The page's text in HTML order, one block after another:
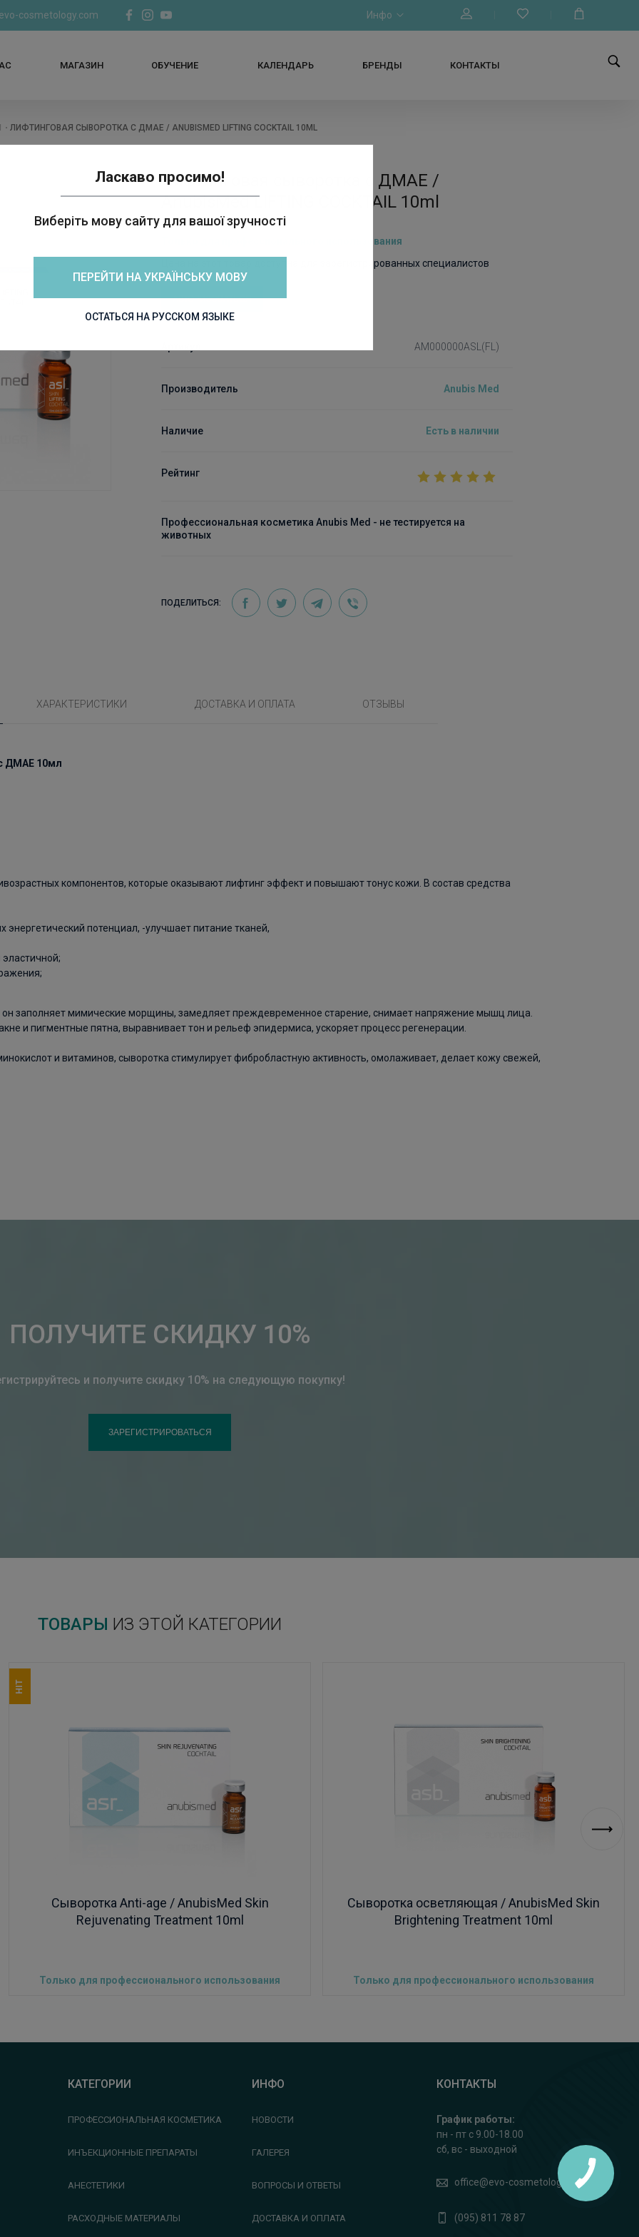
cosmetology.com Инфо
МАГАЗИН ОБУЧЕНИЕ КАЛЕНДАРЬ БРЕНДЫ КОНТАКТЫ
ЛИФТИНГОВАЯ СЫВОРОТКА С ДМАЕ / ANUBISMED LIFTING COCKTAIL 10ML
Лифтинговая сыворотка с ДМАЕ /
AnubisMed LIFTING COCKTAIL 10ml
Только для профессионального использования
Цена на этот товар доступна для зарегистрированных специалистов
АВТОРИЗОВАТЬСЯ
AM000000ASL(FL)
Производитель Anubis Med
Наличие Есть в наличии
Рейтинг
Профессиональная косметика Anubis Med - не тестируется на
животных
ПОДЕЛИТЬСЯ:
ХАРАКТЕРИСТИКИ ДОСТАВКА И ОПЛАТА ОТЗЫВЫ
ДМАЕ 10мл
компонентов, которые оказывают лифтинг эффект и повышают тонус кожи. В состав средства
энергетический потенциал, -улучшает питание тканей,
он заполняет мимические морщины, замедляет преждевременное старение, снимает напряжение мышц лица.
и пигментные пятна, выравнивает тон и рельеф эпидермиса, ускоряет процесс регенерации.
и витаминов, сыворотка стимулирует фибробластную активность, омолаживает, делает кожу свежей,
ПОЛУЧИТЕ СКИДКУ 10%
и получите скидку 10% на следующую покупку!
ЗАРЕГИСТРИРОВАТЬСЯ
ТОВАРЫ ИЗ ЭТОЙ КАТЕГОРИИ
HIT
Сыворотка Anti-age / AnubisMed Skin
Rejuvenating Treatment 10ml
Только для профессионального использования
Сыворотка осветляющая / AnubisMed Skin
Brightening Treatment 10ml
Только для профессионального использования
КАТЕГОРИИ
ПРОФЕССИОНАЛЬНАЯ КОСМЕТИКА
ИНЪЕКЦИОННЫЕ ПРЕПАРАТЫ
АНЕСТЕТИКИ
РАСХОДНЫЕ МАТЕРИАЛЫ
ИНФО
НОВОСТИ
ГАЛЕРЕЯ
ВОПРОСЫ И ОТВЕТЫ
ДОСТАВКА И ОПЛАТА
КОНТАКТЫ
График работы:
пн - пт с 9.00-18.00
сб, вс - выходной
office@evo-cosmetology.com
(095) 811 78 87
Ласкаво просимо!
Виберіть мову сайту для вашої зручності
ПЕРЕЙТИ НА УКРАЇНСЬКУ МОВУ
ОСТАТЬСЯ НА РУССКОМ ЯЗЫКЕ